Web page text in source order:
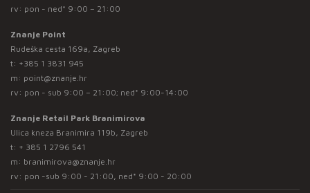
rv: pon - ned* 9:00 – 21:00
Znanje Point
Rudeška cesta 169a, Zagreb
t: +385 1 3831 945
m: point@znanje.hr
rv: pon - sub 9:00 – 21:00; ned* 9:00-14:00
Znanje Retail Park Branimirova
Ulica kneza Branimira 119b, Zagreb
t: + 385 1 2796 541
m: branimirova@znanje.hr
rv: pon -sub 9:00 - 21:00, ned* 9:00 - 20:00